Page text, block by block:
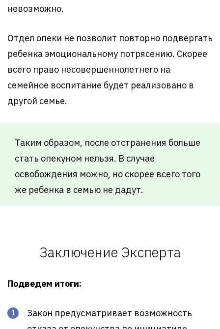
невозможно.
Отдел опеки не позволит повторно подвергать
ребенка эмоциональному потрясению. Скорее
всего право несовершеннолетнего на
семейное воспитание будет реализовано в
другой семье.
Таким образом, после отстранения больше
стать опекуном нельзя. В случае
освобождения можно, но скорее всего того
же ребенка в семью не дадут.
Заключение Эксперта
Подведем итоги:
Закон предусматривает возможность